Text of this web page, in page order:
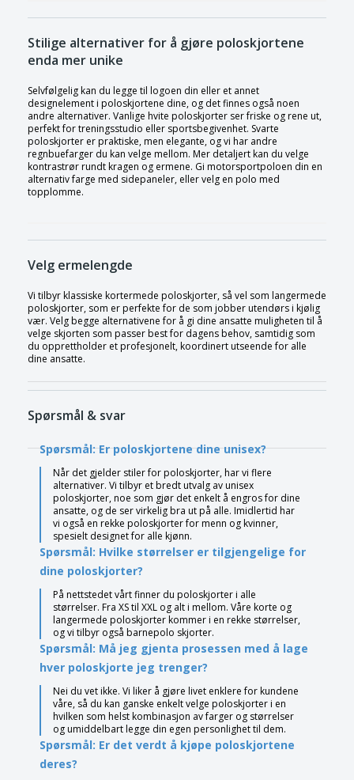
Stilige alternativer for å gjøre poloskjortene
enda mer unike
Selvfølgelig kan du legge til logoen din eller et annet
designelement i poloskjortene dine, og det finnes også noen
andre alternativer. Vanlige hvite poloskjorter ser friske og rene ut,
perfekt for treningsstudio eller sportsbegivenhet. Svarte
poloskjorter er praktiske, men elegante, og vi har andre
regnbuefarger du kan velge mellom. Mer detaljert kan du velge
kontrastrør rundt kragen og ermene. Gi motorsportpoloen din en
alternativ farge med sidepaneler, eller velg en polo med
topplomme.
Velg ermelengde
Vi tilbyr klassiske kortermede poloskjorter, så vel som langermede
poloskjorter, som er perfekte for de som jobber utendørs i kjølig
vær. Velg begge alternativene for å gi dine ansatte muligheten til å
velge skjorten som passer best for dagens behov, samtidig som
du opprettholder et profesjonelt, koordinert utseende for alle
dine ansatte.
Spørsmål & svar
Spørsmål: Er poloskjortene dine unisex?
Når det gjelder stiler for poloskjorter, har vi flere
alternativer. Vi tilbyr et bredt utvalg av unisex
poloskjorter, noe som gjør det enkelt å engros for dine
ansatte, og de ser virkelig bra ut på alle. Imidlertid har
vi også en rekke poloskjorter for menn og kvinner,
spesielt designet for alle kjønn.
Spørsmål: Hvilke størrelser er tilgjengelige for
dine poloskjorter?
På nettstedet vårt finner du poloskjorter i alle
størrelser. Fra XS til XXL og alt i mellom. Våre korte og
langermede poloskjorter kommer i en rekke størrelser,
og vi tilbyr også barnepolo skjorter.
Spørsmål: Må jeg gjenta prosessen med å lage
hver poloskjorte jeg trenger?
Nei du vet ikke. Vi liker å gjøre livet enklere for kundene
våre, så du kan ganske enkelt velge poloskjorter i en
hvilken som helst kombinasjon av farger og størrelser
og umiddelbart legge din egen personlighet til dem.
Spørsmål: Er det verdt å kjøpe poloskjortene
deres?